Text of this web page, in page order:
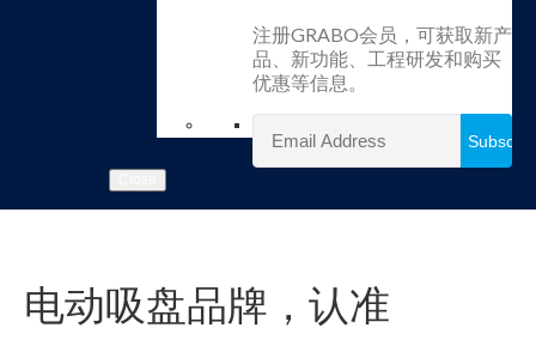
注册GRABO会员，可获取新产
品、新功能、工程研发和购买
优惠等信息。
电动吸盘品牌，认准